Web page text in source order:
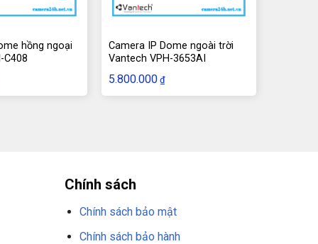
hồng ngoại
C408
Camera IP Dome ngoài trời
Vantech VPH-3653AI
5.800.000 ₫
Chính sách
Chính sách bảo mật
Chính sách bảo hành